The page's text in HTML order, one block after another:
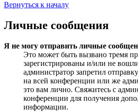
Вернуться к началу
Личные сообщения
Я не могу отправить личные
Это может быть вызвано тремя
зарегистрированы и/или не
администратор запретил
на всей конференции или же
это вам лично. Свяжитесь с
конференции для получения
информации.